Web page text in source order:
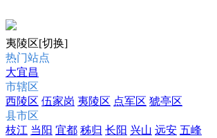
夷陵区[切换]
热门站点
大宜昌
市辖区
西陵区 伍家岗 夷陵区 点军区 猇亭区
县市区
枝江 当阳 宜都 秭归 长阳 兴山 远安 五峰